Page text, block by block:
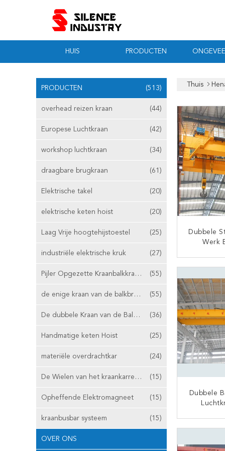
HUIS PRODUCTEN
PRODUCTEN (513)
overhead reizen kraan (44)
Europese Luchtkraan (42)
workshop luchtkraan (34)
draagbare brugkraan (61)
Elektrische takel (20)
elektrische keten hoist (20)
Laag Vrije hoogtehijstoestel (25)
industriële elektrische kruk (27)
Pijler Opgezette Kraanbalkkraan (55)
de enige kraan van de balkbrug (55)
De dubbele Kraan van de Balkbrug (36)
Handmatige keten Hoist (25)
materiële overdrachtkar (24)
De Wielen van het kraankarretje (15)
Opheffende Elektromagneet (15)
kraanbusbar systeem (15)
OVER ONS
Thuis
Dubbele
Werk
Dubbele